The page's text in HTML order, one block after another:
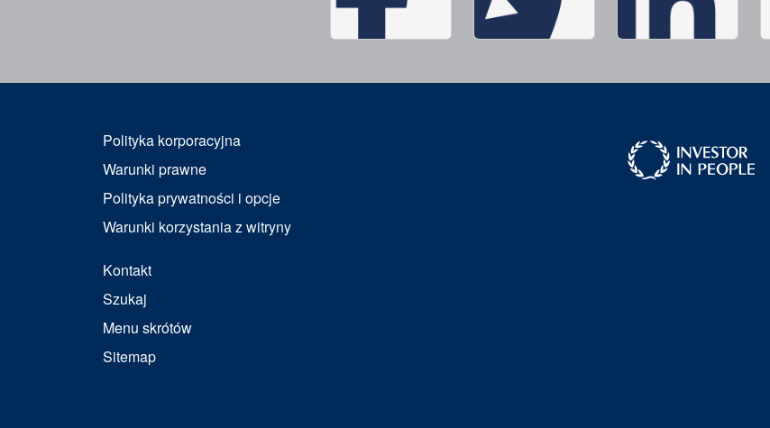
Polityka korporacyjna
Warunki prawne
Polityka prywatności i opcje
Warunki korzystania z witryny
Kontakt
Szukaj
Menu skrótów
Sitemap